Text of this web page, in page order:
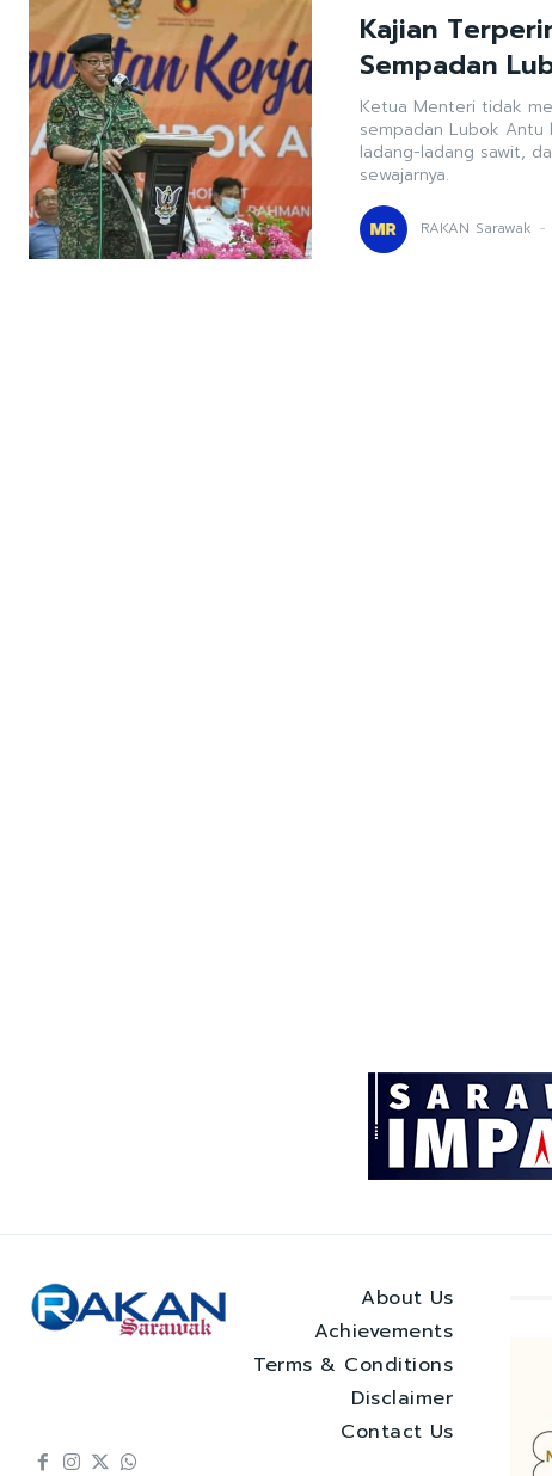
Kajian
Sempadan
Ketua Menteri tidak
sempadan Lubok Antu
ladang-ladang sawit,
sewajarnya.
RAKAN Sarawak -
About Us
Achievements
Terms & Conditions
Disclaimer
Contact Us